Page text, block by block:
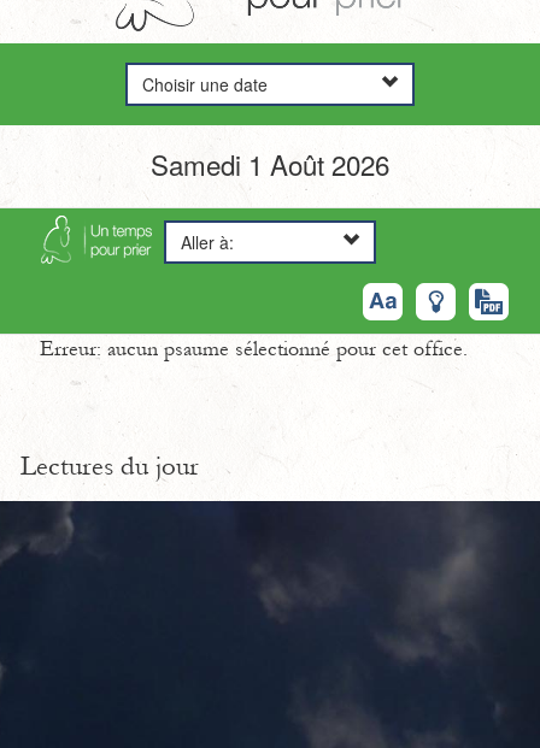
Choisir une date
Samedi 1 Août 2026
Aller à:
Erreur: aucun psaume sélectionné pour cet office.
Lectures du jour